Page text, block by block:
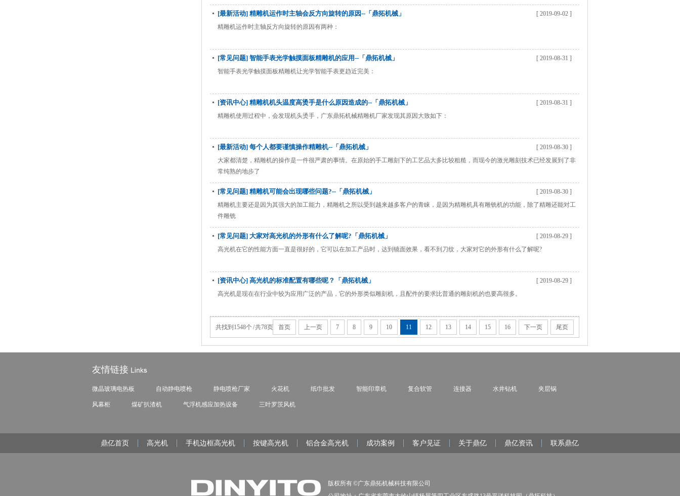
[最新活动] 精雕机运作时主轴会反方向旋转的原因--「鼎拓机械」
[ 2019-09-02 ]
精雕机运作时主轴反方向旋转的原因有两种：
[常见问题] 智能手表光学触摸面板精雕机的应用--「鼎拓机械」
[ 2019-08-31 ]
智能手表光学触摸面板精雕机让光学智能手表更趋近完美：
[资讯中心] 精雕机机头温度高烫手是什么原因造成的--「鼎拓机械」
[ 2019-08-31 ]
精雕机使用过程中，会发现机头烫手，广东鼎拓机械精雕机厂家发现其原因大致如下：
[最新活动] 每个人都要谨慎操作精雕机--「鼎拓机械」
[ 2019-08-30 ]
大家都清楚，精雕机的操作是一件很严肃的事情。在原始的手工雕刻下的工艺品大多比较粗糙，而现今的激光雕刻技术已经发展到了非
常纯熟的地步了
[常见问题] 精雕机可能会出现哪些问题?--「鼎拓机械」
[ 2019-08-30 ]
精雕机主要还是因为其强大的加工能力，精雕机之所以受到越来越多客户的青睐，是因为精雕机具有雕铣机的功能，除了精雕还能对工
件雕铣
[常见问题] 大家对高光机的外形有什么了解呢?「鼎拓机械」
[ 2019-08-29 ]
高光机在它的性能方面一直是很好的，它可以在加工产品时，达到镜面效果，看不到刀纹，大家对它的外形有什么了解呢?
[资讯中心] 高光机的标准配置有哪些呢？「鼎拓机械」
[ 2019-08-29 ]
高光机是现在在行业中较为应用广泛的产品，它的外形类似雕刻机，且配件的要求比普通的雕刻机的也要高很多。
共找到1548个 / 共78页 首页 上一页 7 8 9 10 11 12 13 14 15 16 下一页 尾页
友情链接
微晶玻璃电热板 自动静电喷枪 静电喷枪厂家 火花机 纸巾批发 智能印章机 复合软管 连接器 水井钻机 夹层锅
风幕柜 煤矿扒渣机 气浮机感应加热设备 三叶罗茨风机
鼎亿首页 高光机 手机边框高光机 按键高光机 铝合金高光机 成功案例 客户见证 关于鼎亿 鼎亿资讯 联系鼎亿
版权所有 ©广东鼎拓机械科技有限公司